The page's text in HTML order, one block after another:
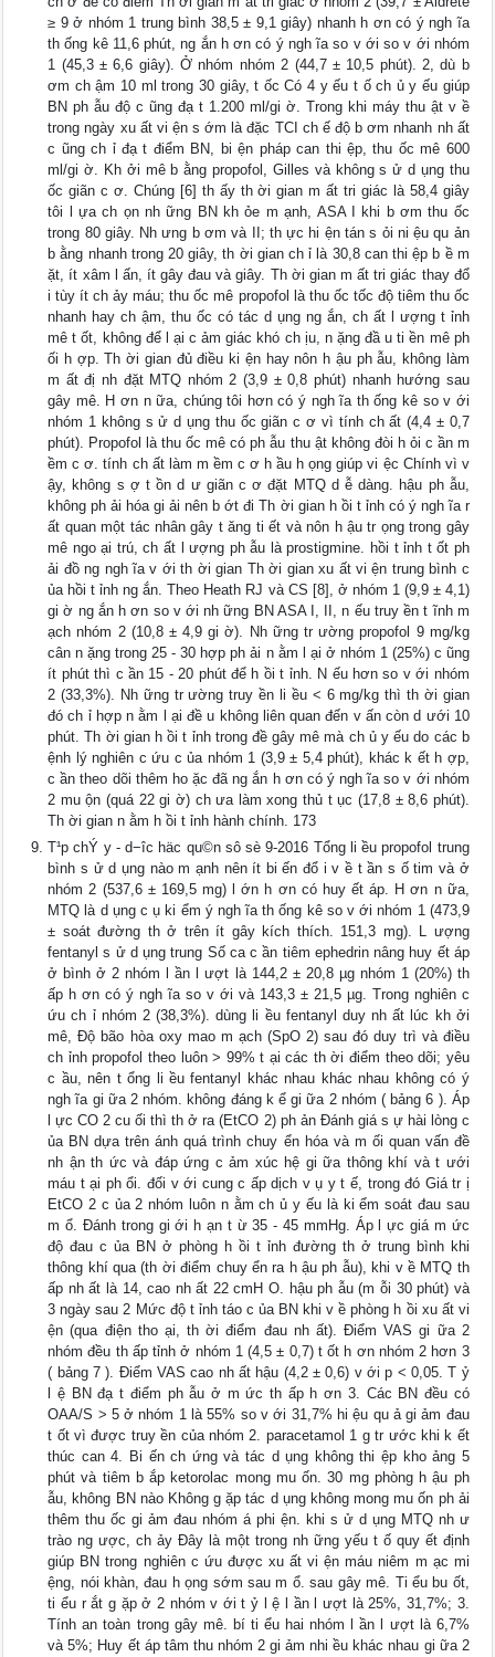
≥ 9 ở nhóm 1 trung bình 38,5 ± 9,1 giây) nhanh h ơn có ý ngh ĩa
th ống kê 11,6 phút, ng ắn h ơn có ý ngh ĩa so v ới so v ới nhóm
1 (45,3 ± 6,6 giây). Ở nhóm nhóm 2 (44,7 ± 10,5 phút). 2, dù b
ơm ch ậm 10 ml trong 30 giây, t ốc Có 4 y ếu t ố ch ủ y ếu giúp
BN ph ẫu độ c ũng đạ t 1.200 ml/gi ờ. Trong khi máy thu ật v ề
trong ngày xu ất vi ện s ớm là đặc TCI ch ế độ b ơm nhanh nh ất
c ũng ch ỉ đạ t điểm BN, bi ện pháp can thi ệp, thu ốc mê 600
ml/gi ờ. Kh ởi mê b ằng propofol, Gilles và không s ử d ụng thu
ốc giãn c ơ. Chúng [6] th ấy th ời gian m ất tri giác là 58,4 giây
tôi l ựa ch ọn nh ững BN kh ỏe m ạnh, ASA I khi b ơm thu ốc
trong 80 giây. Nh ưng b ơm và II; th ực hi ện tán s ỏi ni ệu qu ản
b ằng nhanh trong 20 giây, th ời gian ch ỉ là 30,8 can thi ệp b ề m
ặt, ít xâm l ấn, ít gây đau và giây. Th ời gian m ất tri giác thay đổ
i tùy ít ch ảy máu; thu ốc mê propofol là thu ốc tốc độ tiêm thu ốc
nhanh hay ch ậm, thu ốc có tác d ụng ng ắn, ch ất l ượng t ỉnh
mê t ốt, không để l ại c ảm giác khó ch ịu, n ặng đầ u ti ền mê ph
ối h ợp. Th ời gian đủ điều ki ện hay nôn h ậu ph ẫu, không làm
m ất đị nh đặt MTQ nhóm 2 (3,9 ± 0,8 phút) nhanh hướng sau
gây mê. H ơn n ữa, chúng tôi hơn có ý ngh ĩa th ống kê so v ới
nhóm 1 không s ử d ụng thu ốc giãn c ơ vì tính ch ất (4,4 ± 0,7
phút). Propofol là thu ốc mê có ph ẫu thu ật không đòi h ỏi c ần m
ềm c ơ. tính ch ất làm m ềm c ơ h ầu h ọng giúp vi ệc Chính vì v
ậy, không s ợ t ồn d ư giãn c ơ đặt MTQ d ễ dàng. hậu ph ẫu,
không ph ải hóa gi ải nên b ớt đi Th ời gian h ồi t ỉnh có ý ngh ĩa r
ất quan một tác nhân gây t ăng ti ết và nôn h ậu tr ọng trong gây
mê ngo ại trú, ch ất l ượng ph ẫu là prostigmine. hồi t ỉnh t ốt ph
ải đồ ng ngh ĩa v ới th ời gian Th ời gian xu ất vi ện trung bình c
ủa hồi t ỉnh ng ắn. Theo Heath RJ và CS [8], ở nhóm 1 (9,9 ± 4,1)
gi ờ ng ắn h ơn so v ới nh ững BN ASA I, II, n ếu truy ền t ĩnh m
ạch nhóm 2 (10,8 ± 4,9 gi ờ). Nh ững tr ường propofol 9 mg/kg
cân n ặng trong 25 - 30 hợp ph ải n ằm l ại ở nhóm 1 (25%) c ũng
ít phút thì c ần 15 - 20 phút để h ồi t ỉnh. N ếu hơn so v ới nhóm
2 (33,3%). Nh ững tr ường truy ền li ều < 6 mg/kg thì th ời gian
đó ch ỉ hợp n ằm l ại đề u không liên quan đến v ấn còn d ưới 10
phút. Th ời gian h ồi t ỉnh trong đề gây mê mà ch ủ y ếu do các b
ệnh lý nghiên c ứu c ủa nhóm 1 (3,9 ± 5,4 phút), khác k ết h ợp,
c ần theo dõi thêm ho ặc đã ng ắn h ơn có ý ngh ĩa so v ới nhóm
2 mu ộn (quá 22 gi ờ) ch ưa làm xong thủ t ục (17,8 ± 8,6 phút).
Th ời gian n ằm h ồi t ỉnh hành chính. 173
T¹p chÝ y - d−îc häc qu©n sô sè 9-2016 Tổng li ều propofol trung
bình s ử d ụng nào m ạnh nên ít bi ến đổ i v ề t ần s ố tim và ở
nhóm 2 (537,6 ± 169,5 mg) l ớn h ơn có huy ết áp. H ơn n ữa,
MTQ là d ụng c ụ ki ểm ý ngh ĩa th ống kê so v ới nhóm 1 (473,9
± soát đường th ở trên ít gây kích thích. 151,3 mg). L ượng
fentanyl s ử d ụng trung Số ca c ần tiêm ephedrin nâng huy ết áp
ở bình ở 2 nhóm l ần l ượt là 144,2 ± 20,8 µg nhóm 1 (20%) th
ấp h ơn có ý ngh ĩa so v ới và 143,3 ± 21,5 µg. Trong nghiên c
ứu ch ỉ nhóm 2 (38,3%). dùng li ều fentanyl duy nh ất lúc kh ởi
mê, Độ bão hòa oxy mao m ạch (SpO 2) sau đó duy trì và điều
ch ỉnh propofol theo luôn > 99% t ại các th ời điểm theo dõi; yêu
c ầu, nên t ổng li ều fentanyl khác nhau khác nhau không có ý
ngh ĩa gi ữa 2 nhóm. không đáng k ể gi ữa 2 nhóm ( bảng 6 ). Áp
l ực CO 2 cu ối thì th ở ra (EtCO 2) ph ản Đánh giá s ự hài lòng c
ủa BN dựa trên ánh quá trình chuy ển hóa và m ối quan vấn đề
nh ận th ức và đáp ứng c ảm xúc hệ gi ữa thông khí và t ưới
máu t ại ph ổi. đối v ới cung c ấp dịch v ụ y t ế, trong đó Giá tr ị
EtCO 2 c ủa 2 nhóm luôn n ằm ch ủ y ếu là ki ểm soát đau sau
m ổ. Đánh trong gi ới h ạn t ừ 35 - 45 mmHg. Áp l ực giá m ức
độ đau c ủa BN ở phòng h ồi t ỉnh đường th ở trung bình khi
thông khí qua (th ời điểm chuy ển ra h ậu ph ẫu), khi v ề MTQ th
ấp nh ất là 14, cao nh ất 22 cmH O. hậu ph ẫu (m ỗi 30 phút) và
3 ngày sau 2 Mức độ t ỉnh táo c ủa BN khi v ề phòng h ồi xu ất vi
ện (qua điện tho ại, th ời điểm đau nh ất). Điểm VAS gi ữa 2
nhóm đều th ấp tỉnh ở nhóm 1 (4,5 ± 0,7) t ốt h ơn nhóm 2 hơn 3
( bảng 7 ). Điểm VAS cao nh ất hậu (4,2 ± 0,6) v ới p < 0,05. T ỷ
l ệ BN đạ t điểm ph ẫu ở m ức th ấp h ơn 3. Các BN đều có
OAA/S > 5 ở nhóm 1 là 55% so v ới 31,7% hi ệu qu ả gi ảm đau
t ốt vì được truy ền của nhóm 2. paracetamol 1 g tr ước khi k ết
thúc can 4. Bi ến ch ứng và tác d ụng không thi ệp kho ảng 5
phút và tiêm b ắp ketorolac mong mu ốn. 30 mg phòng h ậu ph
ẫu, không BN nào Không g ặp tác d ụng không mong mu ốn ph ải
thêm thu ốc gi ảm đau nhóm á phi ện. khi s ử d ụng MTQ nh ư
trào ng ược, ch ảy Đây là một trong nh ững yếu t ố quy ết định
giúp BN trong nghiên c ứu được xu ất vi ện máu niêm m ạc mi
ệng, nói khàn, đau h ọng sớm sau m ổ. sau gây mê. Ti ểu bu ốt,
ti ểu r ắt g ặp ở 2 nhóm v ới t ỷ l ệ l ần l ượt là 25%, 31,7%; 3.
Tính an toàn trong gây mê. bí ti ểu hai nhóm l ần l ượt là 6,7%
và 5%; Huy ết áp tâm thu nhóm 2 gi ảm nhi ều khác nhau gi ữa 2